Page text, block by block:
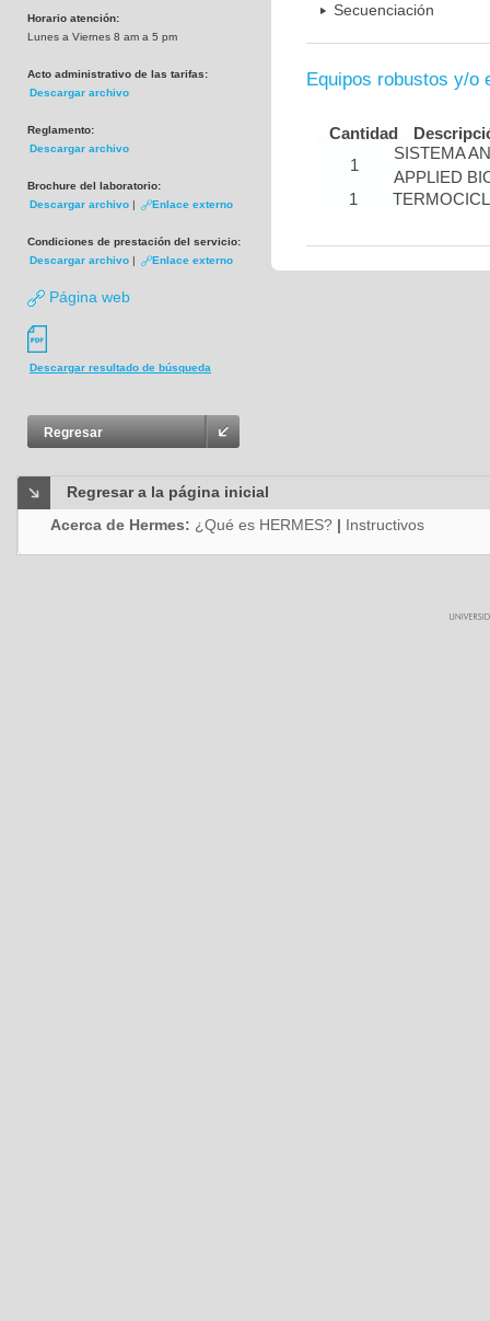
Horario atención:
Lunes a Viernes 8 am a 5 pm
Acto administrativo de las tarifas:
Descargar archivo
Reglamento:
Descargar archivo
Brochure del laboratorio:
Descargar archivo | Enlace externo
Condiciones de prestación del servicio:
Descargar archivo | Enlace externo
Página web
Descargar resultado de búsqueda
Regresar
Secuenciación
Equipos robustos y/o
Cantidad
1
SISTEMA
APPLIED
1
Regresar a la página inicial
Acerca de Hermes: ¿Qué es HERMES? | Instructivos